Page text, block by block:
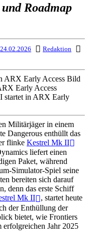
Roadmap
24.02.2026
Redaktion
Militärjäger in einem
Dangerous enthüllt das
flinke Kestrel Mk II
liefert einen
Paket, während
Simulator-Spiel seine
bereiten sich darauf
denn das erste Schiff
Mk II
, startet heute
der Enthüllung der
bietet, wie Frontiers
erfolgreichen Jahr 2025